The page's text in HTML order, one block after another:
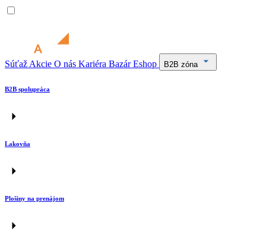
Súťaž Akcie O nás Kariéra BazárEshop B2B zóna
B2B spolupráca
Lakovňa
Plošiny na prenájom